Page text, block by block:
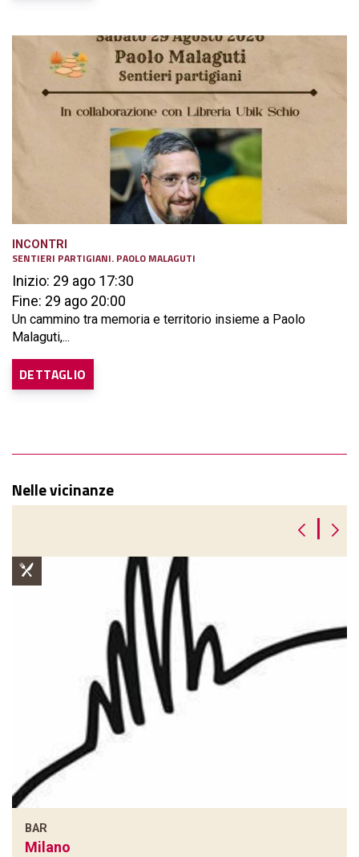
INCONTRI
SENTIERI PARTIGIANI. PAOLO MALAGUTI
Inizio: 29 ago 17:30
Fine: 29 ago 20:00
Un cammino tra memoria e territorio insieme a Paolo
Malaguti,...
DETTAGLIO
Nelle vicinanze
BAR
Milano
|